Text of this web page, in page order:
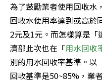
為了鼓勵業者使用回收水
回收水使用率達到或高於
2元及1元。而怎樣算是
濟部此次也在「用水回收
別的用水回收率基準。以
回收基準是50~85%，業